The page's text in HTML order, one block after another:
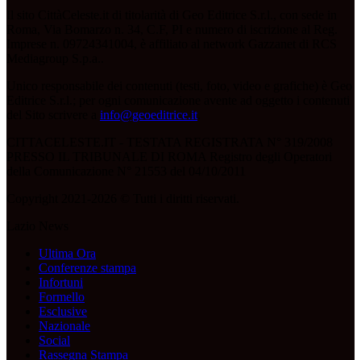
info@geoeditrice.it
Ultima Ora
Conferenze stampa
Infortuni
Formello
Esclusive
Nazionale
Social
Rassegna Stampa